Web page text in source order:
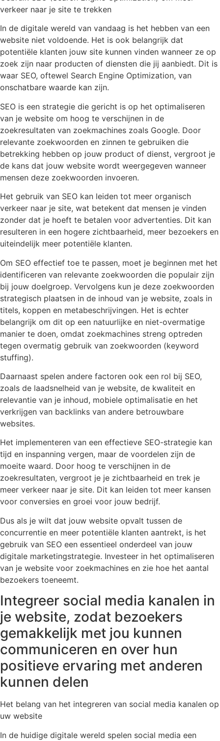
verkeer naar je site te trekken
In de digitale wereld van vandaag is het hebben van een
website niet voldoende. Het is ook belangrijk dat
potentiële klanten jouw site kunnen vinden wanneer ze op
zoek zijn naar producten of diensten die jij aanbiedt. Dit is
waar SEO, oftewel Search Engine Optimization, van
onschatbare waarde kan zijn.
SEO is een strategie die gericht is op het optimaliseren
van je website om hoog te verschijnen in de
zoekresultaten van zoekmachines zoals Google. Door
relevante zoekwoorden en zinnen te gebruiken die
betrekking hebben op jouw product of dienst, vergroot je
de kans dat jouw website wordt weergegeven wanneer
mensen deze zoekwoorden invoeren.
Het gebruik van SEO kan leiden tot meer organisch
verkeer naar je site, wat betekent dat mensen je vinden
zonder dat je hoeft te betalen voor advertenties. Dit kan
resulteren in een hogere zichtbaarheid, meer bezoekers en
uiteindelijk meer potentiële klanten.
Om SEO effectief toe te passen, moet je beginnen met het
identificeren van relevante zoekwoorden die populair zijn
bij jouw doelgroep. Vervolgens kun je deze zoekwoorden
strategisch plaatsen in de inhoud van je website, zoals in
titels, koppen en metabeschrijvingen. Het is echter
belangrijk om dit op een natuurlijke en niet-overmatige
manier te doen, omdat zoekmachines streng optreden
tegen overmatig gebruik van zoekwoorden (keyword
stuffing).
Daarnaast spelen andere factoren ook een rol bij SEO,
zoals de laadsnelheid van je website, de kwaliteit en
relevantie van je inhoud, mobiele optimalisatie en het
verkrijgen van backlinks van andere betrouwbare
websites.
Het implementeren van een effectieve SEO-strategie kan
tijd en inspanning vergen, maar de voordelen zijn de
moeite waard. Door hoog te verschijnen in de
zoekresultaten, vergroot je je zichtbaarheid en trek je
meer verkeer naar je site. Dit kan leiden tot meer kansen
voor conversies en groei voor jouw bedrijf.
Dus als je wilt dat jouw website opvalt tussen de
concurrentie en meer potentiële klanten aantrekt, is het
gebruik van SEO een essentieel onderdeel van jouw
digitale marketingstrategie. Investeer in het optimaliseren
van je website voor zoekmachines en zie hoe het aantal
bezoekers toeneemt.
Integreer social media kanalen in
je website, zodat bezoekers
gemakkelijk met jou kunnen
communiceren en over hun
positieve ervaring met anderen
kunnen delen
Het belang van het integreren van social media kanalen op
uw website
In de huidige digitale wereld spelen social media een